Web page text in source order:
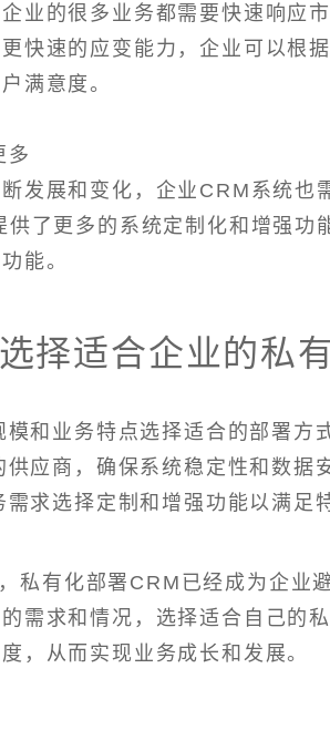
业的很多业务都需要快速响应
快速的应变能力，企业可以根
满意度。
多
发展和变化，企业CRM系统也
供了更多的系统定制化和增强功
能。
择适合企业的私
和业务特点选择适合的部署方
应商，确保系统稳定性和数据
求选择定制和增强功能以满足
私有化部署CRM已经成为企业
需求和情况，选择适合自己的
，从而实现业务成长和发展。